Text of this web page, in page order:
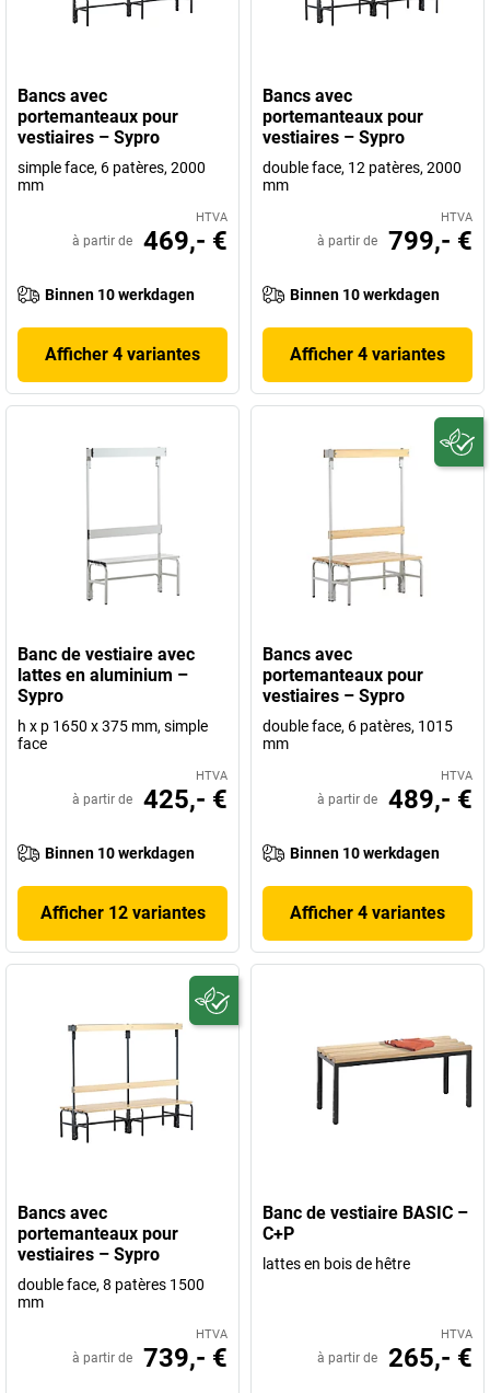
Bancs avec
portemanteaux pour
vestiaires – Sypro
simple face, 6 patères, 2000
mm
HTVA
à partir de 469,- €
Binnen 10 werkdagen
Afficher 4 variantes
Bancs avec
portemanteaux pour
vestiaires – Sypro
double face, 12 patères, 2000
mm
HTVA
à partir de 799,- €
Binnen 10 werkdagen
Afficher 4 variantes
Banc de vestiaire avec
lattes en aluminium –
Sypro
h x p 1650 x 375 mm, simple
face
HTVA
à partir de 425,- €
Binnen 10 werkdagen
Afficher 12 variantes
Bancs avec
portemanteaux pour
vestiaires – Sypro
double face, 6 patères, 1015
mm
HTVA
à partir de 489,- €
Binnen 10 werkdagen
Afficher 4 variantes
Bancs avec
portemanteaux pour
vestiaires – Sypro
double face, 8 patères 1500
mm
HTVA
à partir de 739,- €
Banc de vestiaire BASIC –
C+P
lattes en bois de hêtre
HTVA
à partir de 265,- €